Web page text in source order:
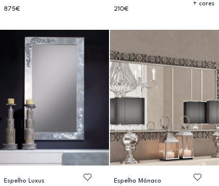
875€ 210€
+ cores
Espelho Luxus Espelho Mónaco